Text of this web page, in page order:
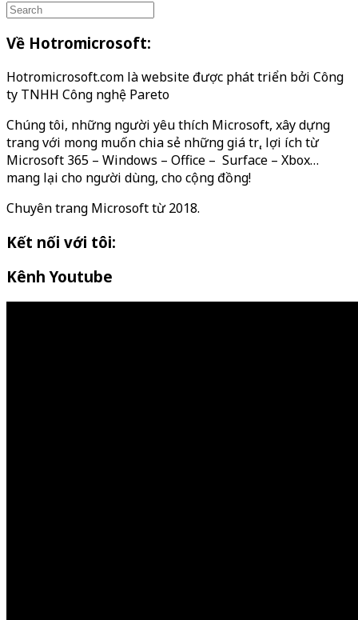
Về Hotromicrosoft:
Hotromicrosoft.com là website được phát triển bởi Công
ty TNHH Công nghệ Pareto
Chúng tôi, những người yêu thích Microsoft, xây dựng
trang với mong muốn chia sẻ những giá trị, lợi ích từ
Microsoft 365 – Windows – Office – Surface – Xbox…
mang lại cho người dùng, cho cộng đồng!
Chuyên trang Microsoft từ 2018.
Kết nối với tôi:
Kênh Youtube